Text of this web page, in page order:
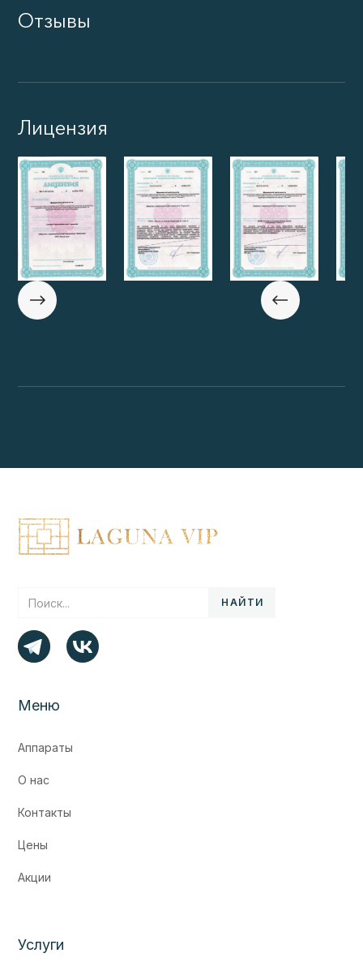
Отзывы
Лицензия
Меню
Аппараты
О нас
Контакты
Цены
Акции
Услуги